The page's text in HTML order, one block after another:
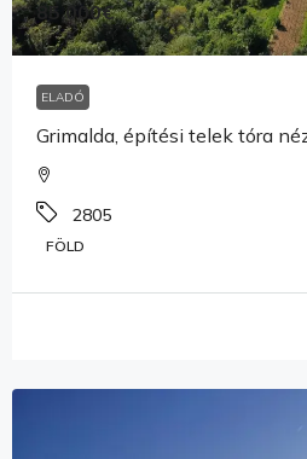
85,000€
ELADÓ
Grimalda, építési telek tóra
2805
FÖLD